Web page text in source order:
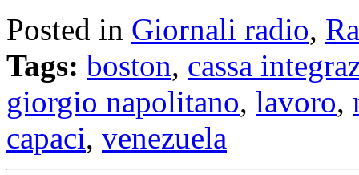
Posted in Giornali radio,
Tags: boston, cassa
giorgio napolitano, lavoro,
capaci, venezuela